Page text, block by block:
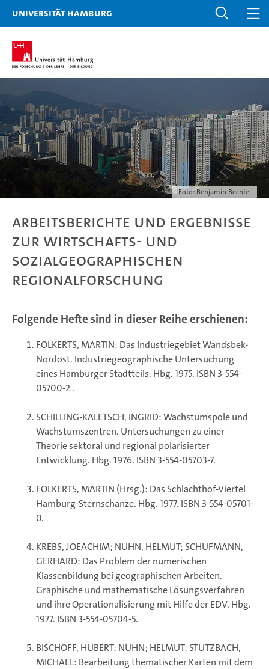
Universität Hamburg
Foto: Benjamin Bechtel
Arbeitsberichte und Ergebnisse
zur wirtschafts- und
sozialgeographischen
Regionalforschung
Folgende Hefte sind in dieser Reihe erschienen:
FOLKERTS, MARTIN: Das Industriegebiet Wandsbek-
Nordost. Industriegeographische Untersuchung
eines Hamburger Stadtteils. Hbg. 1975. ISBN 3-554-
05700-2 .
SCHILLING-KALETSCH, INGRID: Wachstumspole und
Wachstumszentren. Untersuchungen zu einer
Theorie sektoral und regional polarisierter
Entwicklung. Hbg. 1976. ISBN 3-554-05703-7.
FOLKERTS, MARTIN (Hrsg.): Das Schlachthof-Viertel
Hamburg-Sternschanze. Hbg. 1977. ISBN 3-554-05701-
0.
KREBS, JOEACHIM; NUHN, HELMUT; SCHUFMANN,
GERHARD: Das Problem der numerischen
Klassenbildung bei geographischen Arbeiten.
Graphische und mathematische Lösungsverfahren
und ihre Operationalisierung mit Hilfe der EDV. Hbg.
1977. ISBN 3-554-05704-5.
BISCHOFF, HUBERT; NUHN; HELMUT; STUTZBACH,
MICHAEL: Bearbeitung thematischer Karten mit dem